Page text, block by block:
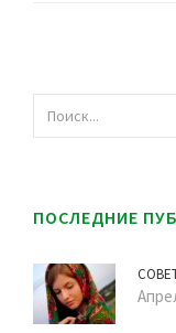
ПОСЛЕДНИЕ